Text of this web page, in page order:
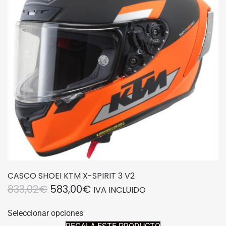
elegir
página
de
producto
CASCO SHOEI KTM X-SPIRIT 3 V2
833,02€ EL
ORIGINAL
583,00€EL
ACTUAL
IVA INCLUIDO
Seleccionar opcionesproducto